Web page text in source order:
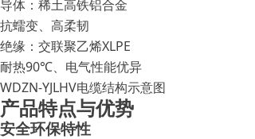
导体：稀土高铁铝合金
抗蠕变、高柔韧
绝缘：交联聚乙烯XLPE
耐热90℃、电气性能优异
WDZN-YJLHV电缆结构示意图
产品特点与优势
安全环保特性